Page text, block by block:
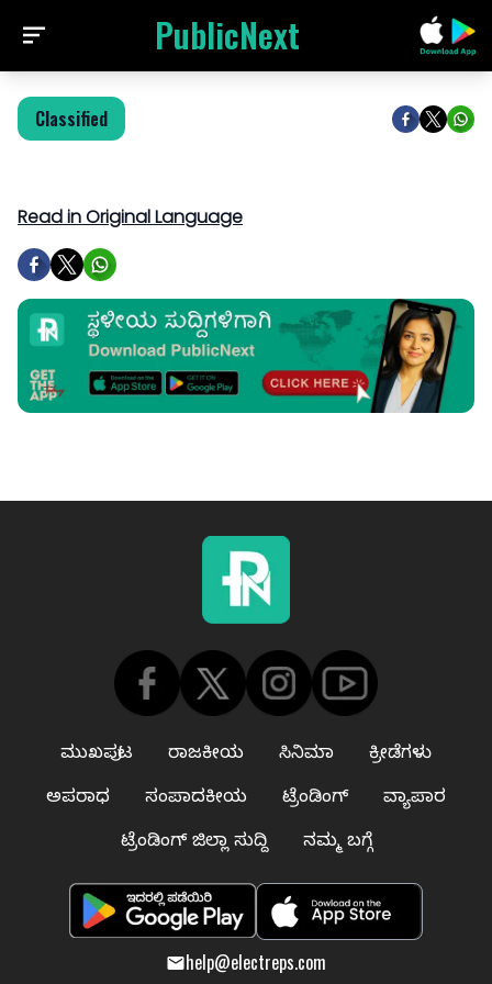
PublicNext
Classified
Read in Original Language
ಮುಖಪುಟ ರಾಜಕೀಯ ಸಿನಿಮಾ
ಕ್ರೀಡೆಗಳು
ಅಪರಾಧ
ಸಂಪಾದಕೀಯ ಟ್ರೆಂಡಿಂಗ್
ವ್ಯಾಪಾರ
ಟ್ರೆಂಡಿಂಗ್ ಜಿಲ್ಲಾ ಸುದ್ದಿ
ನಮ್ಮ ಬಗ್ಗೆ
help@electreps.com